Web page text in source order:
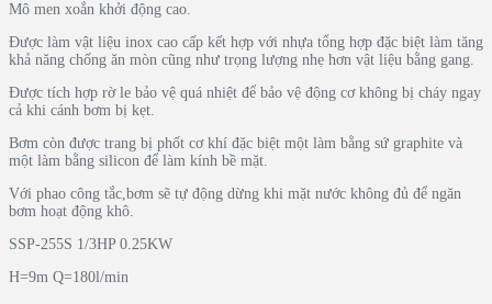
Mô men xoắn khởi động cao.
Được làm vật liệu inox cao cấp kết hợp với nhựa tổng hợp đặc biệt làm tăng
khả năng chống ăn mòn cũng như trọng lượng nhẹ hơn vật liệu bằng gang.
Được tích hợp rờ le bảo vệ quá nhiệt để bảo vệ động cơ không bị cháy ngay
cả khi cánh bơm bị kẹt.
Bơm còn được trang bị phốt cơ khí đặc biệt một làm bằng sứ graphite và
một làm bằng silicon để làm kính bề mặt.
Với phao công tắc,bơm sẽ tự động dừng khi mặt nước không đủ để ngăn
bơm hoạt động khô.
SSP-255S 1/3HP 0.25KW
H=9m Q=180l/min